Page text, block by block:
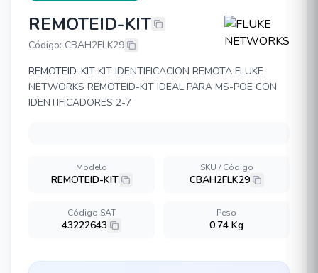
FLUKE NETWORKS REMOTEID-KIT
REMOTEID-KIT
Código: CBAH2FLK29
REMOTEID-KIT KIT IDENTIFICACION REMOTA FLUKE
NETWORKS REMOTEID-KIT IDEAL PARA MS-POE CON
IDENTIFICADORES 2-7
Modelo
REMOTEID-KIT
SKU / Código
CBAH2FLK29
Código SAT
43222643
Peso
0.74 Kg